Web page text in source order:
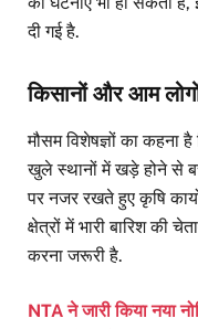
दी गई है.
किसानों और आम
मौसम विशेषज्ञों का कहना
खुले स्थानों में खड़े होने से
पर नजर रखते हुए कृषि
क्षेत्रों में भारी बारिश की
करना जरूरी है.
NTA ने जारी किया नया